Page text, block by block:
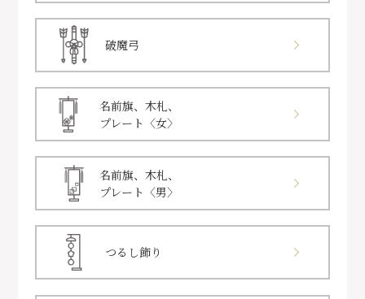
破魔弓
名前旗、木札、
プレート〈女〉
名前旗、木札、
プレート〈男〉
つるし飾り